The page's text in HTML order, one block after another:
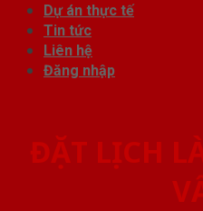
Dự án thực tế
Tin tức
Liên hệ
Đăng nhập
ĐẶT LỊCH